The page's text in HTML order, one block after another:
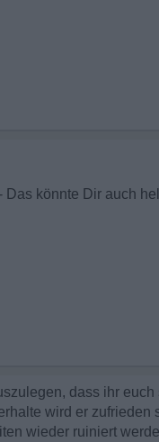
dass ihr
wird er
wieder ruiniert